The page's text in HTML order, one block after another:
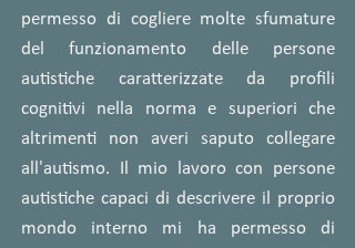
permesso di cogliere molte sfumature
del funzionamento delle persone
autistiche caratterizzate da profili
cognitivi nella norma e superiori che
altrimenti non averi saputo collegare
all'autismo. Il mio lavoro con persone
autistiche capaci di descrivere il proprio
mondo interno mi ha permesso di